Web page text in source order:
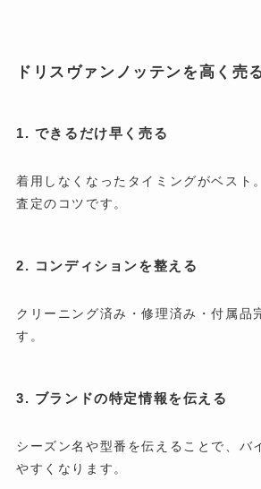
ドリスヴァンノッテンを高く売
1. できるだけ早く売る
着用しなくなったタイミングがベスト
査定のコツです。
2. コンディションを整える
クリーニング済み・修理済み・付属品
す。
3. ブランドの特定情報を伝える
シーズン名や型番を伝えることで、バ
やすくなります。